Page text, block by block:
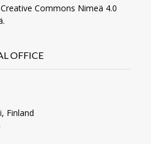
Creative Commons Nimeä 4.0
.
OFFICE
Finland